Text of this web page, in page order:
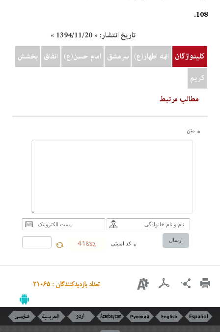
108.
تاریخ انتشار: « 1394/11/20 »
کلیدواژگان
ائمه اطهار(ع) سرمشق امام حسن(ع) انفاق بخشش
کريم
مطالب مرتبط
* متن
ارسال
* کد امنیتی
تعداد بازدیدکنندگان : 21065